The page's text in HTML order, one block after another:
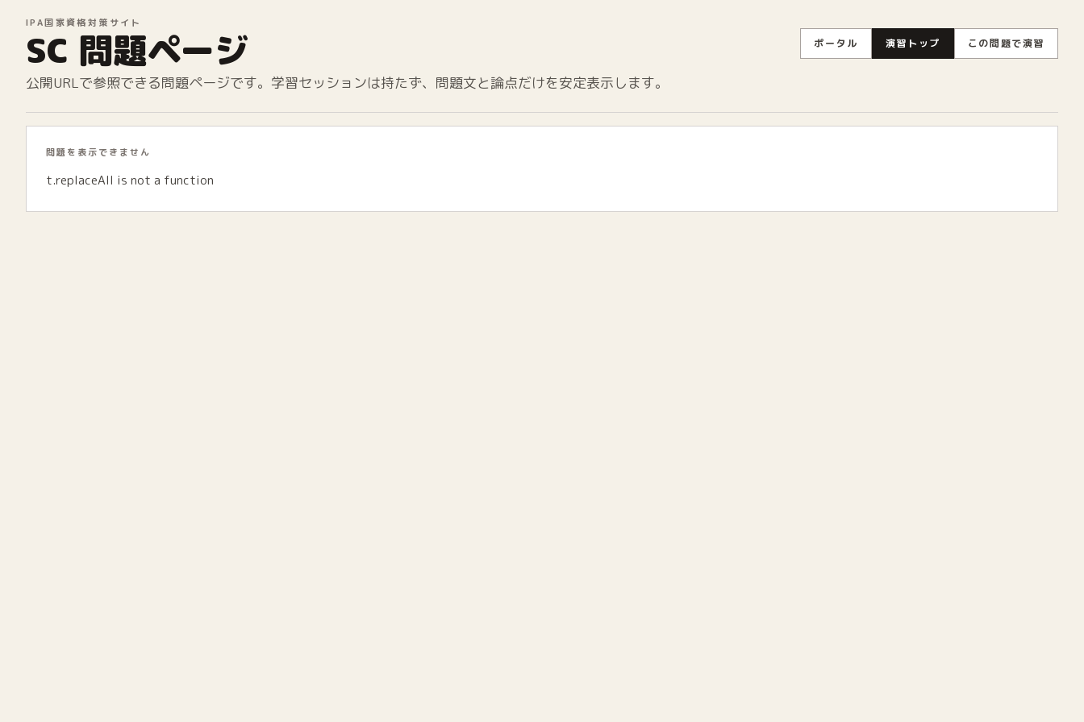
IPA国家資格対策サイト
SC 問題ページ ポータル 演習トップ この問題で演習
公開URLで参照できる問題ページです。学習セッションは持たず、問題文と論点だけを安定表示します。
問題を表示できません
t.replaceAll is not a function